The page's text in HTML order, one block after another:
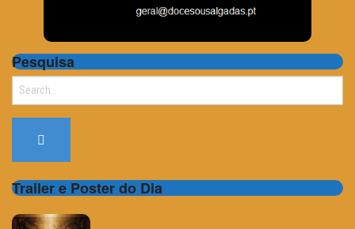
Pesquisa
Search
Trailer e Poster do Dia